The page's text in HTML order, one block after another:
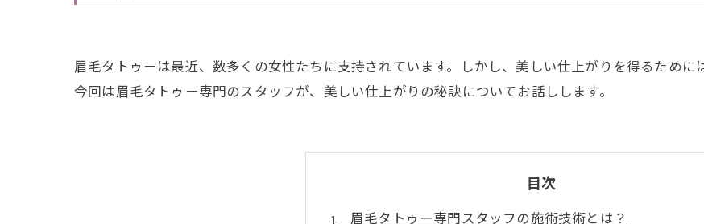
眉毛タトゥーは最近、数多くの女性たちに支持されています。しかし、美しい仕上がりを得るために
今回は眉毛タトゥー専門のスタッフが、美しい仕上がりの秘訣についてお話しします。
目次
眉毛タトゥー専門スタッフの施術技術とは？